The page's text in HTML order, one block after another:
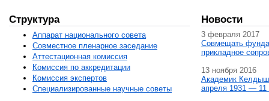
Структура
Аппарат национального совета
Совместное пленарное заседание
Аттестационная комисcия
Комиссия по аккредитации
Комиссия экспертов
Специализированные научные советы
Новости
3 февраля 2017
Совмещать
прикладное
13 ноября 2016
Академик
апреля 1931 — 11